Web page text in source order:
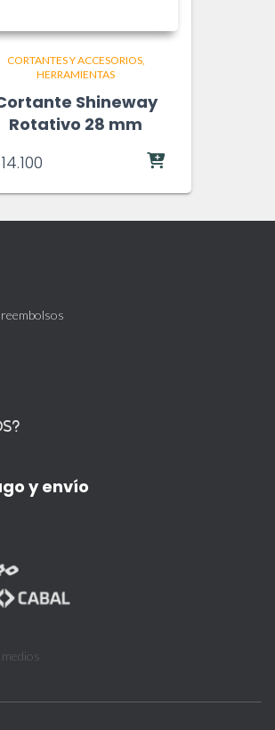
CORTANTES Y ACCESORIOS
HERRAMIENTAS
Shineway
Rotativo 28 mm
14.100
y envío